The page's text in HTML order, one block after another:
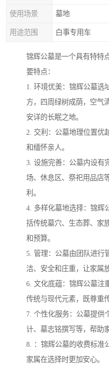
使用场景 墓地
用途范围 白事专用车
锦辉公墓是一个具有特特
要特点：
1. 环境优美：锦辉公墓选
方，四周绿树成荫，空气
安详的长眠之地。
2. 交利：公墓地理位置优
和缅怀亲人。
3. 设施完善：公墓内设有
场、休息区、祭祀用品店
利。
4. 多样化墓地选择：锦辉
括传统墓穴、生态葬、家
和预算。
5. 管理：公墓由团队进行
洁、安全和庄重，让家属
6. 文化底蕴：锦辉公墓注
传统与现代元素，既尊重
7. 个性化服务：公墓提供
计、墓志铭撰写等，帮助
8. ：锦辉公墓的收费标准
家属在选择时更加安心。